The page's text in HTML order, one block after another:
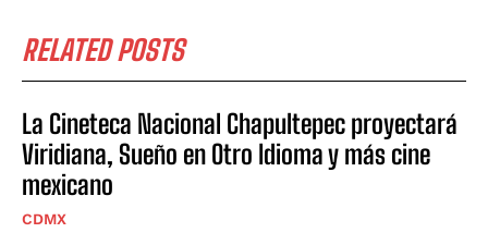
RELATED POSTS
La Cineteca Nacional Chapultepec proyectará
Viridiana, Sueño en Otro Idioma y más cine
mexicano
CDMX